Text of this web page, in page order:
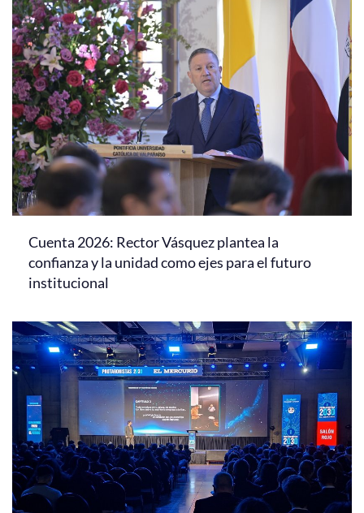
Cuenta 2026: Rector Vásquez plantea la
confianza y la unidad como ejes para el futuro
institucional